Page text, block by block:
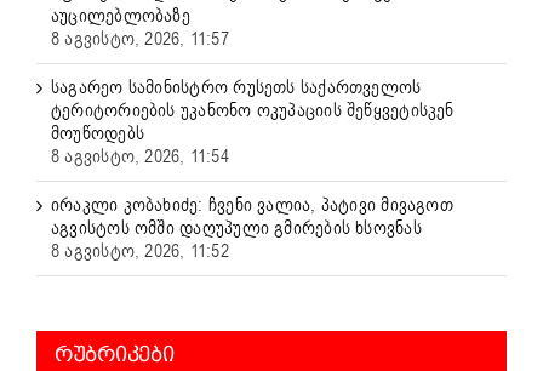
აუცილებლობაზე
8 აგვისტო, 2026, 11:57
საგარეო სამინისტრო რუსეთს საქართველოს
ტერიტორიების უკანონო ოკუპაციის შეწყვეტისკენ
მოუწოდებს
8 აგვისტო, 2026, 11:54
ირაკლი კობახიძე: ჩვენი ვალია, პატივი მივაგოთ
აგვისტოს ომში დაღუპული გმირების ხსოვნას
8 აგვისტო, 2026, 11:52
ᲠᲣᲑᲠᲘᲙᲔᲑᲘ